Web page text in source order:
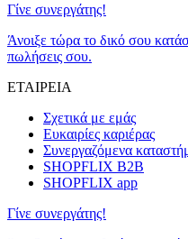
Γίνε συνεργάτης!
Άνοιξε τώρα το δικό σου
πωλήσεις σου.
ΕΤΑΙΡΕΙΑ
Σχετικά με εμάς
Ευκαιρίες καριέρας
Συνεργαζόμενα
SHOPFLIX B2B
SHOPFLIX app
Γίνε συνεργάτης!